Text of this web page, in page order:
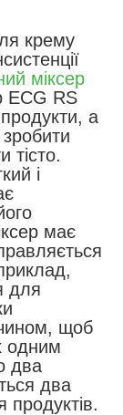
крему
міксер
ECG RS
а
тісто.
і
має
для
щоб
одним
два
два
продуктів.